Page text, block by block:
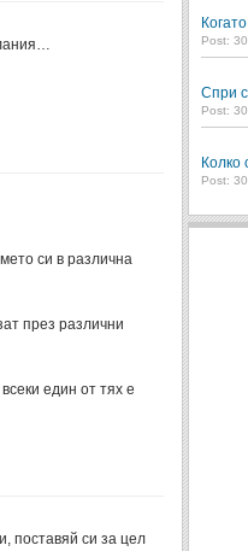
си в различна
през различни
един от тях е
поставяй си за цел
Post:
Спри
Post:
Колко
Post: